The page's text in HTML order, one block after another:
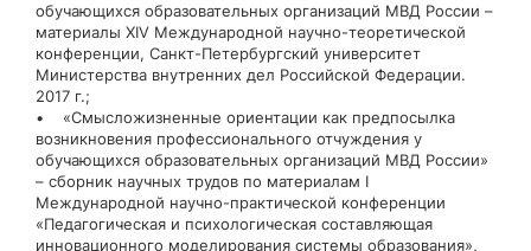
обучающихся образовательных организаций МВД России –
материалы XIV Международной научно-теоретической
конференции, Санкт-Петербургский университет
Министерства внутренних дел Российской Федерации.
2017 г.;
• «Смысложизненные ориентации как предпосылка
возникновения профессионального отчуждения у
обучающихся образовательных организаций МВД России»
– сборник научных трудов по материалам I
Международной научно-практической конференции
«Педагогическая и психологическая составляющая
инновационного моделирования системы образования»,